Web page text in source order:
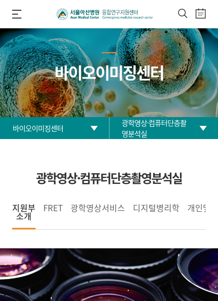
바이오이미징센터
바이오이미징센터
질환동물자원센터
바이오이미징센터
정보광장
광학영상·컴퓨터단층촬
영분석실
양전자방출단층촬영분석실
광학영상·
컴퓨터단층촬영분석실
광학영상·컴퓨터단층촬영분석실
지원부
소개
FRET 광학영상서비스 디지털병리학 개인맞